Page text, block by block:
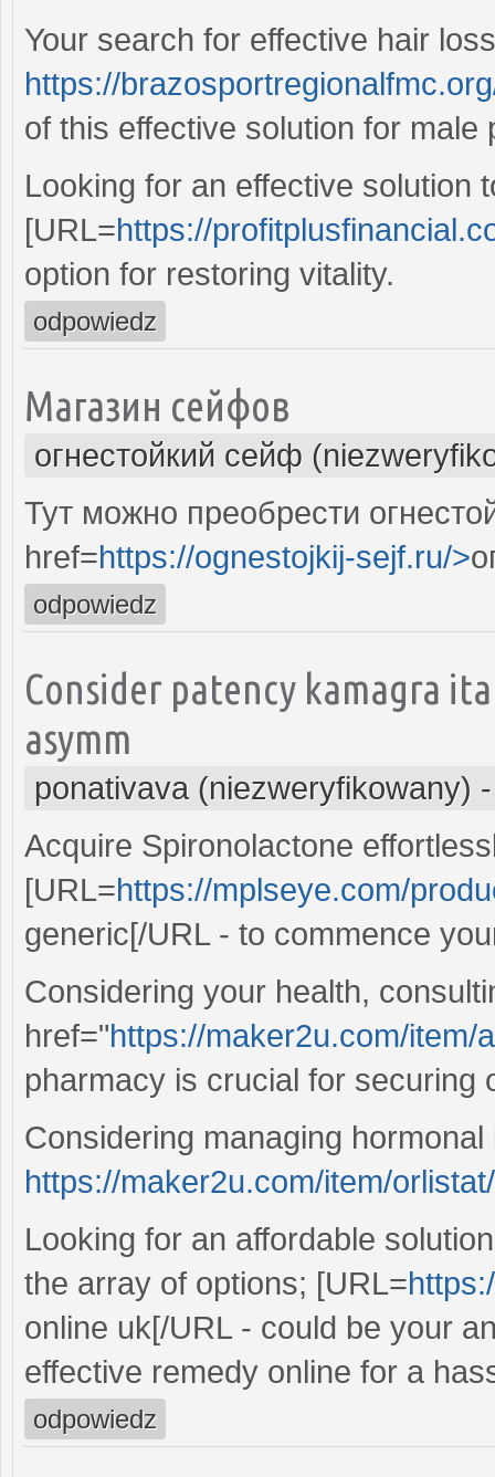
Your search for effective hair
https://
of this effective solution for male
Looking for an effective solution
[URL=https://
option for restoring vitality.
odpowiedz
Магазин сейфов
огнестойкий сейф
Тут можно преобрести
href=https://ognestojkij-sejf.ru/>
odpowiedz
Consider patency kamagra
asymm
ponativava (niezweryfikowany)
Acquire Spironolactone
[URL=https://mplseye.com/
generic[/URL - to commence
Considering your health,
href="https://maker2u.com/item/
pharmacy is crucial for securing
Considering managing
https://maker2u.com/item/orlistat/
Looking for an affordable
the array of options; [URL=
online uk[/URL - could be your
effective remedy online for a
odpowiedz